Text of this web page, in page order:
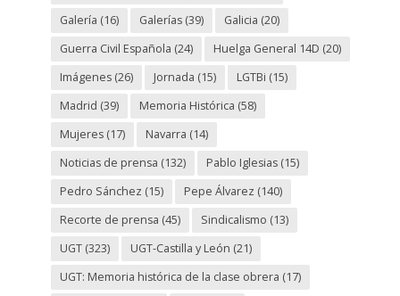
Galería (16) Galerías(39) Galicia (20)
Guerra Civil Española (24) Huelga General 14D (20)
Imágenes(26) Jornada (15) LGTBi (15)
Madrid (39) Memoria Histórica (58)
Mujeres(17) Navarra (14)
Noticias de prensa (132) Pablo Iglesias(15)
Pedro Sánchez (15) Pepe Álvarez (140)
Recorte de prensa (45) Sindicalismo (13)
UGT(323) UGT-Castilla y León (21)
UGT: Memoria histórica de la clase obrera (17)